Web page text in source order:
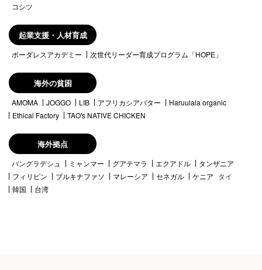
コシツ
起業支援・人材育成
ボーダレスアカデミー 次世代リーダー育成プログラム「HOPE」
海外の貧困
AMOMA JOGGO LIB アフリカシアバター
Haruulala organic
Ethical Factory
TAO's NATIVE CHICKEN
海外拠点
バングラデシュ ミャンマー グアテマラ エクアドル
タンザニア
フィリピン
ブルキナファソ マレーシア セネガル ケニア タイ
韓国
台湾